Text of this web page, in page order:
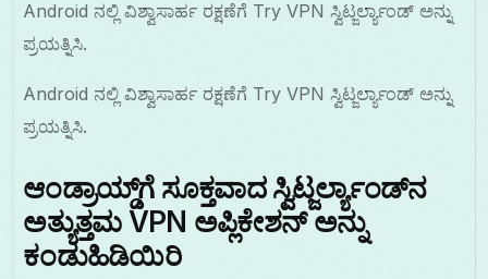
Android ನಲ್ಲಿ ವಿಶ್ವಾಸಾರ್ಹ ರಕ್ಷಣೆಗೆ Try VPN ಸ್ವಿಟ್ಜರ್ಲ್ಯಾಂಡ್ ಅನ್ನು
ಪ್ರಯತ್ನಿಸಿ.
Android ನಲ್ಲಿ ವಿಶ್ವಾಸಾರ್ಹ ರಕ್ಷಣೆಗೆ Try VPN ಸ್ವಿಟ್ಜರ್ಲ್ಯಾಂಡ್ ಅನ್ನು
ಪ್ರಯತ್ನಿಸಿ.
ಆಂಡ್ರಾಯ್ಡ್‌ಗೆ ಸೂಕ್ತವಾದ ಸ್ವಿಟ್ಜರ್ಲ್ಯಾಂಡ್‌ನ
ಅತ್ಯುತ್ತಮ VPN ಅಪ್ಲಿಕೇಶನ್ ಅನ್ನು
ಕಂಡುಹಿಡಿಯಿರಿ